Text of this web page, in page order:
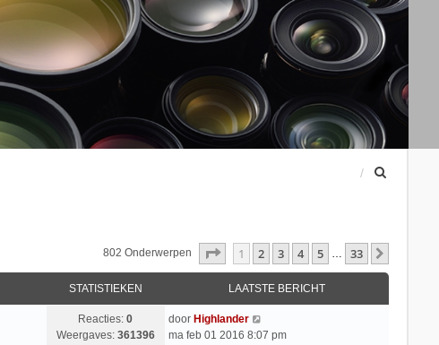
802 Onderwerpen Pagina1 Van 33
1 2 3 4 5 … 33
STATISTIEKEN LAATSTE BERICHT
Reacties:0
Weergaves: 361396
door Highlander
ma feb 01 2016 8:07 pm